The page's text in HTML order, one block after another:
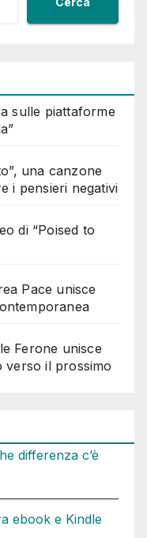
sulle piattaforme
una canzone
i pensieri negativi
di “Poised to
Pace unisce
Ferone unisce
verso il prossimo
differenza c’è
ebook e Kindle